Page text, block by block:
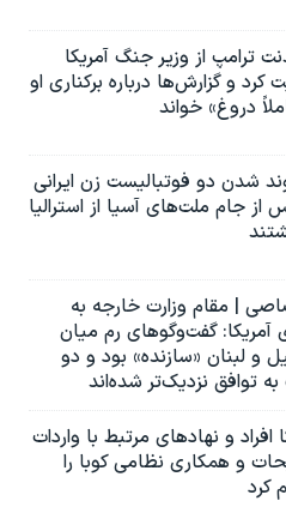
ترامپ از وزیر جنگ آمریکا
کرد و گزارش‌ها درباره برکناری او
دروغ» خواند
شدن دو فوتبالیست زن ایرانی
از جام ملت‌های آسیا از استرالیا
| مقام وزارت خارجه به
آمریکا: گفت‌وگوهای رم میان
و لبنان «سازنده» بود و دو
توافق نزدیک‌تر شده‌اند
افراد و نهادهای مرتبط با واردات
و همکاری نظامی کوبا را
کرد